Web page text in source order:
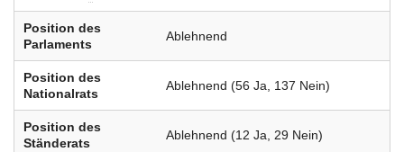
Position des
Parlaments
Ablehnend
Position des
Nationalrats
Ablehnend (56 Ja, 137 Nein)
Position des
Ständerats
Ablehnend (12 Ja, 29 Nein)